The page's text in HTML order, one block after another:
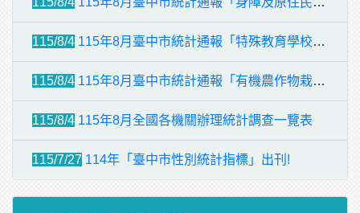
115/8/4 115年8月臺中市統計通報「特殊教育學校」發布囉!
115/8/4 115年8月臺中市統計通報「有機農作物栽培」發布囉!
115/8/4 115年8月全國各機關辦理統計調查一覽表
115/7/27 114年「臺中市性別統計指標」出刊!